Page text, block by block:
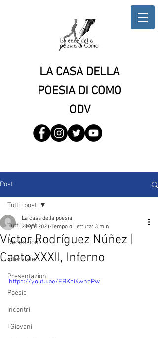
LA CASA DELLA
POESIA DI COMO
ODV
Post
Tutti i post
Recensioni
Interviste
Presentazioni
Poesia
Incontri
I Giovani
Tutti i post
Víctor Rodríguez Núñez |
Canto XXXII, Inferno
La casa della poesia
21 giu 2021 Tempo di lettura: 3 min
https://youtu.be/EBKai4wnePw